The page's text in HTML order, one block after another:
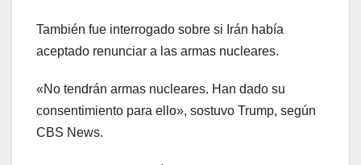
También fue interrogado sobre si Irán había
aceptado renunciar a las armas nucleares.
«No tendrán armas nucleares. Han dado su
consentimiento para ello», sostuvo Trump, según
CBS News.